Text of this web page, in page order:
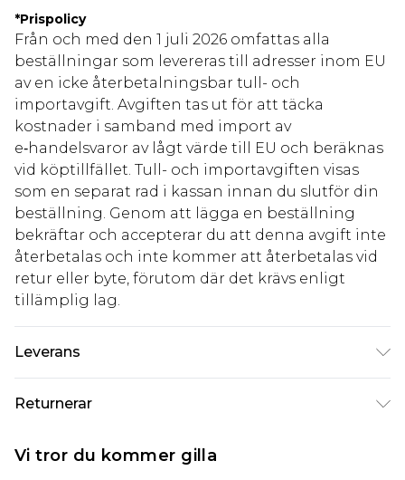
*Prispolicy
Från och med den 1 juli 2026 omfattas alla
beställningar som levereras till adresser inom EU
av en icke återbetalningsbar tull- och
importavgift. Avgiften tas ut för att täcka
kostnader i samband med import av
e‑handelsvaror av lågt värde till EU och beräknas
vid köptillfället. Tull- och importavgiften visas
som en separat rad i kassan innan du slutför din
beställning. Genom att lägga en beställning
bekräftar och accepterar du att denna avgift inte
återbetalas och inte kommer att återbetalas vid
retur eller byte, förutom där det krävs enligt
tillämplig lag.
Leverans
Standardleverans Sverige
kr80
Expressleverans Sverige
Returnerar
på dig att skicka tillbaka något från den dag du
Vi tror du kommer gilla